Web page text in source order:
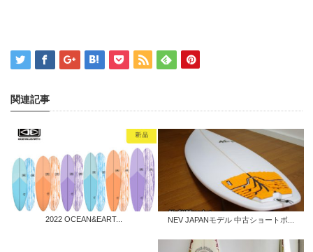
関連記事
2022 OCEAN&EART... NEV JAPANモデル 中古ショートボ...